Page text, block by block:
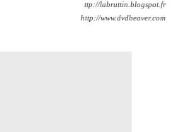
ttp://labruttin.blogspot.fr
http://www.dvdbeaver.com